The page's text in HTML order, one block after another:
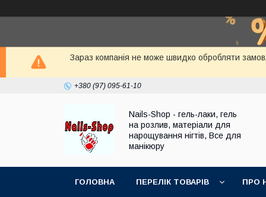
Зараз компанія не може швидко обробляти
+380 (97) 095-61-10
Nails-Shop - гель-лаки, гель
на розлив, матеріали для
нарощування нігтів, Все для
манікюру
ГОЛОВНА ПЕРЕЛІК ТОВАРІВ ПРО